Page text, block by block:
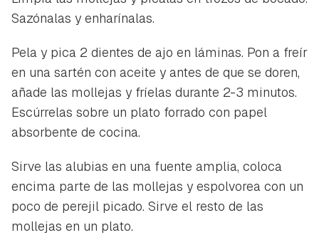
INICIAR SESIÓN
Sazónalas y enharínalas.
Pela y pica 2 dientes de ajo en láminas. Pon a freír
en una sartén con aceite y antes de que se doren,
añade las mollejas y fríelas durante 2-3 minutos.
Escúrrelas sobre un plato forrado con papel
absorbente de cocina.
Sirve las alubias en una fuente amplia, coloca
encima parte de las mollejas y espolvorea con un
poco de perejil picado. Sirve el resto de las
mollejas en un plato.
ACEPTAR